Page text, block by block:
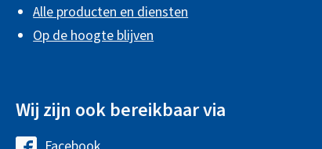
n
e
Alle producten en diensten
Op de hoogte blijven
Wij zijn ook bereikbaar via